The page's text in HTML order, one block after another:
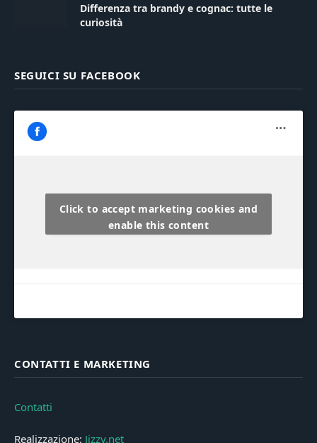
Differenza tra brandy e cognac: tutte le
curiosità
SEGUICI SU FACEBOOK
Click to accept marketing cookies and
enable this content
CONTATTI E MARKETING
Contatti
Realizzazione: Jizzy.net